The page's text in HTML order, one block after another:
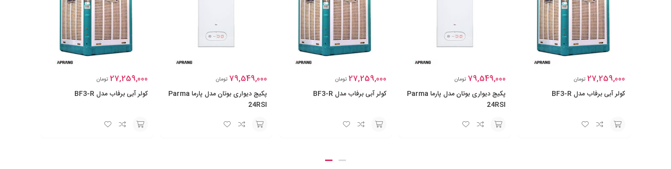
27,259,000 تومان
کولر آبی برفاب مدل BF3-R
79,549,000 تومان
پکیج دیواری بوتان مدل پارما Parma
24RSI
27,259,000 تومان
کولر آبی برفاب مدل BF3-R
79,549,000 تومان
پکیج دیواری بوتان مدل پارما Parma
24RSI
27,259,000 تومان
کولر آبی برفاب مدل BF3-R